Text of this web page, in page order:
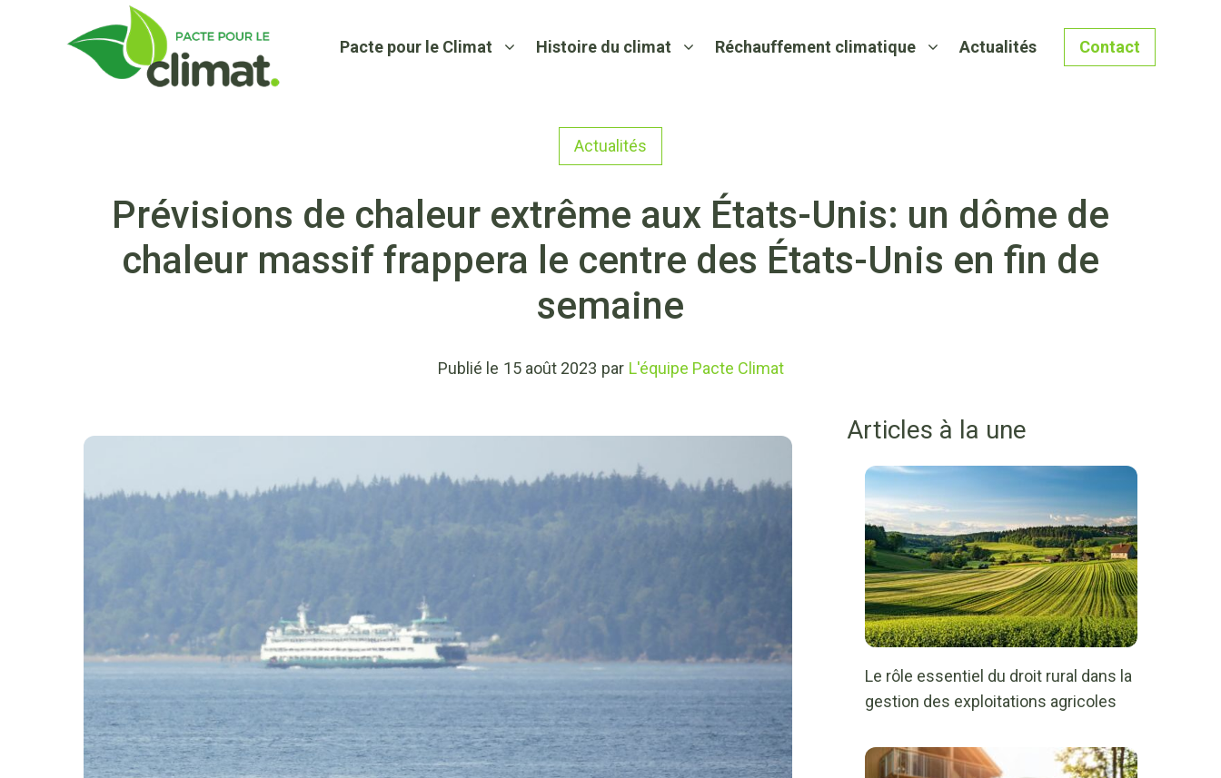
Pacte pour le Climat Histoire du climat Réchauffement climatique Actualités Contact
Actualités
Prévisions de chaleur extrême aux États-Unis: un dôme de
chaleur massif frappera le centre des États-Unis en fin de
semaine
Publié le 15 août 2023 par L'équipe Pacte Climat
Articles à la une
Le rôle essentiel du droit rural dans la
gestion des exploitations agricoles